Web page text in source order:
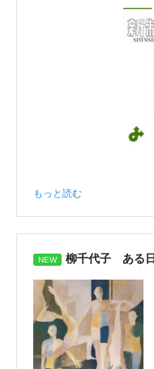
もっと読む
柳千代子 ある